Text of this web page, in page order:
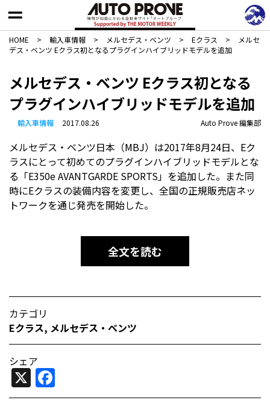
HOME > 輸入車情報 > メルセデス・ベンツ > Eクラス >
メルセ
デス・ベンツ Eクラス初となるプラグインハイブリッドモデルを追加
メルセデス・ベンツ Eクラス初となる
プラグインハイブリッドモデルを追加
輸入車情報 2017.08.26 Auto Prove 編集部
メルセデス・ベンツ日本（MBJ）は2017年8月24日、Eク
ラスにとって初めてのプラグインハイブリッドモデルとな
る「E350e AVANTGARDE SPORTS」を追加した。また同
時にEクラスの装備内容を変更し、全国の正規販売店ネッ
トワークを通じ発売を開始した。
全文を読む
カテゴリ
Eクラス, メルセデス・ベンツ
シェア
X